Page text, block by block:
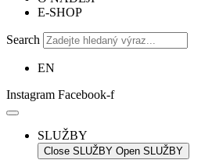
E-SHOP
Search
EN
Instagram Facebook-f
SLUŽBY
Close SLUŽBY Open SLUŽBY